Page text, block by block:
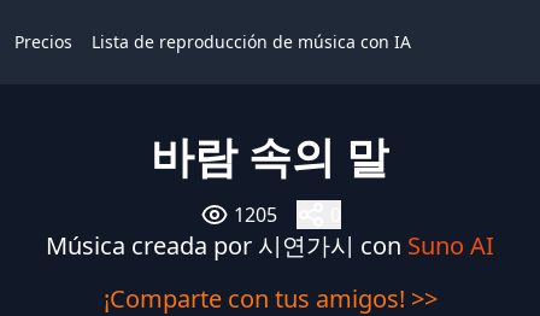
Precios Lista de reproducción de música con IA
바람 속의 말
1205
Música creada por 시연가시 con Suno AI
¡Comparte con tus amigos! >>